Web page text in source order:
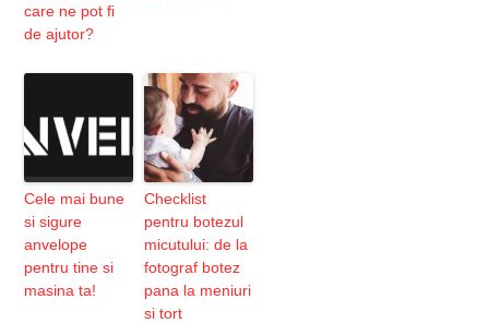
care ne pot fi
de ajutor?
Cele mai bune
si sigure
anvelope
pentru tine si
masina ta!
Checklist
pentru botezul
micutului: de la
fotograf botez
pana la meniuri
si tort